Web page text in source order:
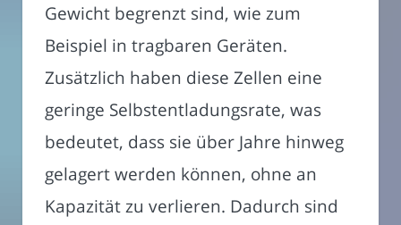
Gewicht begrenzt sind, wie zum
Beispiel in tragbaren Geräten.
Zusätzlich haben diese Zellen eine
geringe Selbstentladungsrate, was
bedeutet, dass sie über Jahre hinweg
gelagert werden können, ohne an
Kapazität zu verlieren. Dadurch sind